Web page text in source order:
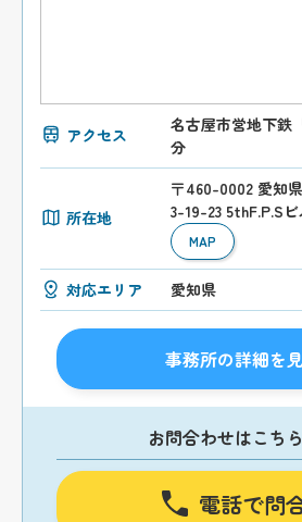
アクセス
名古屋市営地下鉄
分
所在地
〒460-0002 愛知
3-19-23 5thF.P.S
MAP
対応エリア 愛知県
事務所の詳細を
お問合わせはこち
電話で問